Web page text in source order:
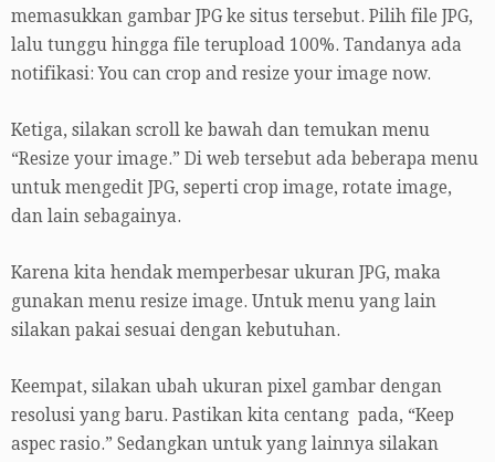
memasukkan gambar JPG ke situs tersebut. Pilih file JPG,
lalu tunggu hingga file terupload 100%. Tandanya ada
notifikasi: You can crop and resize your image now.
Ketiga, silakan scroll ke bawah dan temukan menu
“Resize your image.” Di web tersebut ada beberapa menu
untuk mengedit JPG, seperti crop image, rotate image,
dan lain sebagainya.
Karena kita hendak memperbesar ukuran JPG, maka
gunakan menu resize image. Untuk menu yang lain
silakan pakai sesuai dengan kebutuhan.
Keempat, silakan ubah ukuran pixel gambar dengan
resolusi yang baru. Pastikan kita centang pada, “Keep
aspec rasio.” Sedangkan untuk yang lainnya silakan